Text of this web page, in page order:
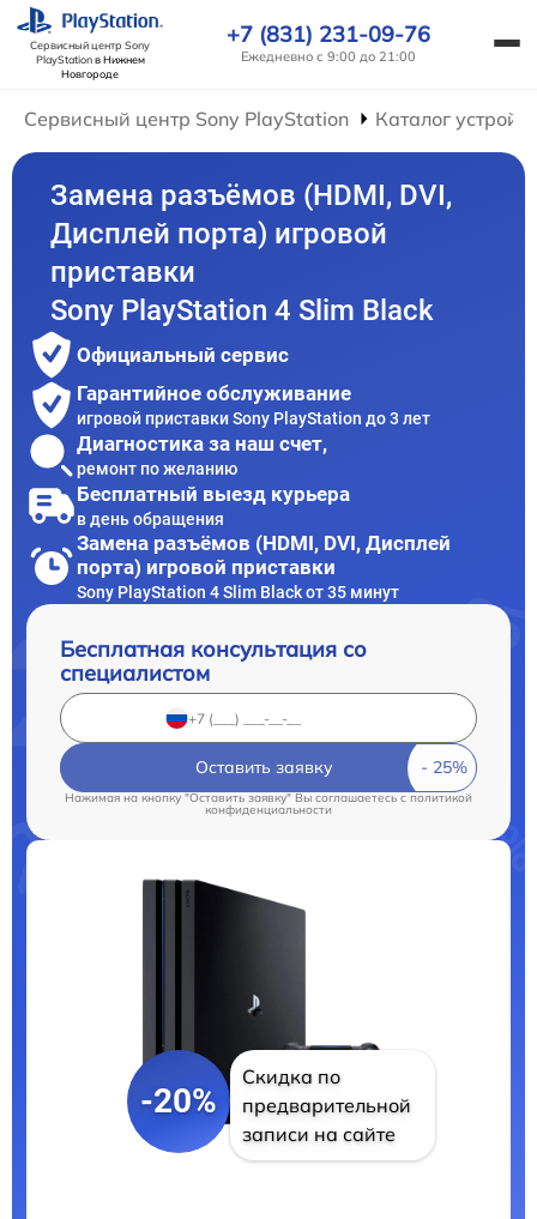
Сервисный центр Sony
PlayStationв Нижнем
Новгороде
+7 (831) 231-09-76
Ежедневно с 9:00 до 21:00
Сервисный центр Sony PlayStation Каталог
Замена разъёмов (HDMI, DVI,
Дисплей порта) игровой
приставки
Sony PlayStation 4 Slim Black
Официальный сервис
Гарантийное обслуживание
игровой приставки Sony PlayStation до 3 лет
Диагностика за наш счет,
ремонт по желанию
Бесплатный выезд курьера
в день обращения
Замена разъёмов (HDMI, DVI, Дисплей
порта) игровой приставки
Sony PlayStation 4 Slim Black от 35 минут
Бесплатная консультация со
специалистом
Оставить заявку
Нажимая на кнопку "Оставить заявку" Вы соглашаетесь cполитикой
конфиденциальности
-20%
Скидка по
предварительной
записи на сайте